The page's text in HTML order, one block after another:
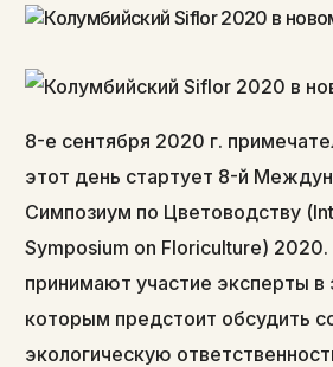
8-е сентября 2020 г.
этот день стартует 8-й
Симпозиум по Цветоводству
Symposium on Floriculture)
принимают участие эксперты в
которым предстоит обсудить
экологическую